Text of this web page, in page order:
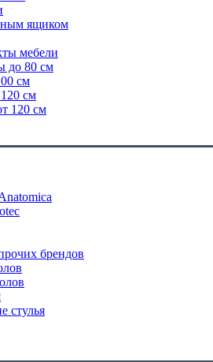
ящиком
мебели
до 80 см
см
см
120 см
брендов
стулья